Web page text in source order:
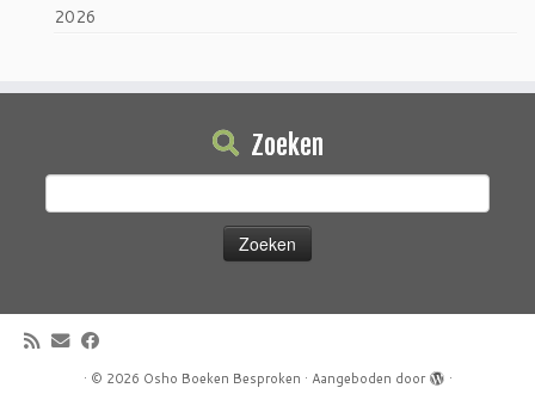
2026
Zoeken
· © 2026 Osho Boeken Besproken · Aangeboden door ·